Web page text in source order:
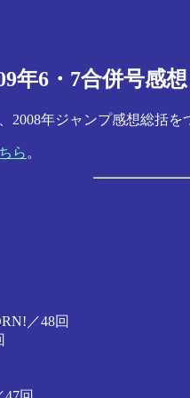
年6・7合併号感想
2008年ジャンプ感想総括を
ら 。
／48回